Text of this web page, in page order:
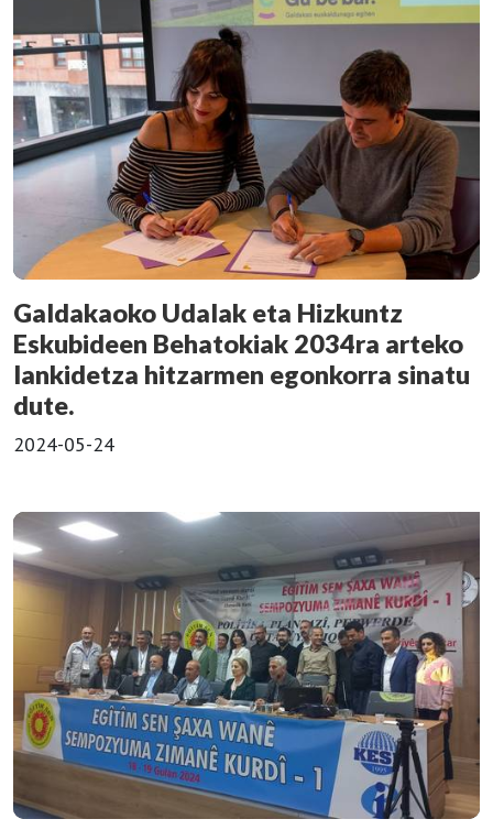
Galdakaoko Udalak eta Hizkuntz
Eskubideen Behatokiak 2034ra arteko
lankidetza hitzarmen egonkorra sinatu
dute.
2024-05-24